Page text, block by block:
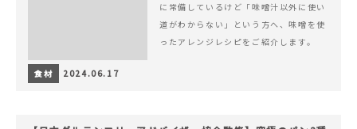
に常備しているけど「味噌汁以外に使い
道がわからない」という方へ、味噌を使
ったアレンジレシピをご紹介します。
食材 2024.06.17